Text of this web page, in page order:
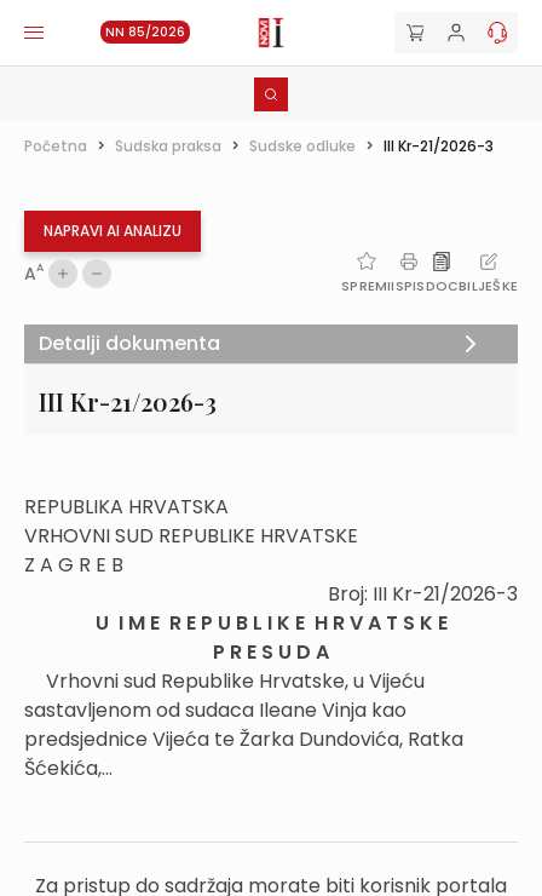
NN 85/2026
Početna > Sudska praksa > Sudske odluke > III Kr-21/2026-3
NAPRAVI AI ANALIZU
AA
SPREMIISPISDOCBILJEŠKE
III Kr-21/2026-3
REPUBLIKA HRVATSKA
VRHOVNI SUD REPUBLIKE HRVATSKE
Z A G R E B
Broj: III Kr-21/2026-3
U I M E R E P U B L I K E H R V A T S K E
P R E S U D A
Vrhovni sud Republike Hrvatske, u Vijeću
sastavljenom od sudaca Ileane Vinja kao
predsjednice Vijeća te Žarka Dundovića, Ratka
Šćekića,...
Za pristup do sadržaja morate biti korisnik portala
Detalji dokumenta